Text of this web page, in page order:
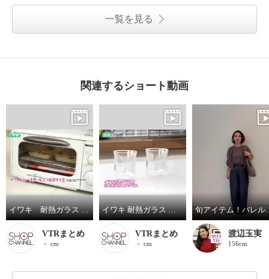
一覧を見る
関連するショート動画
イワキ 耐熱ガラス フタ付き オーブントースター皿 ハーフ ３点セット
VTRまとめ
－ cm
イワキ 耐熱ガラス ２重構造グラス エアグラス２個セット
VTRまとめ
－ cm
旬アイ
渡辺玉実
156cm